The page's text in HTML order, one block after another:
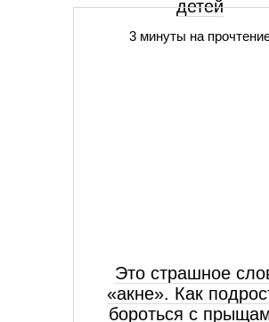
детей
3 минуты на
Это страшное
«акне». Как
бороться с